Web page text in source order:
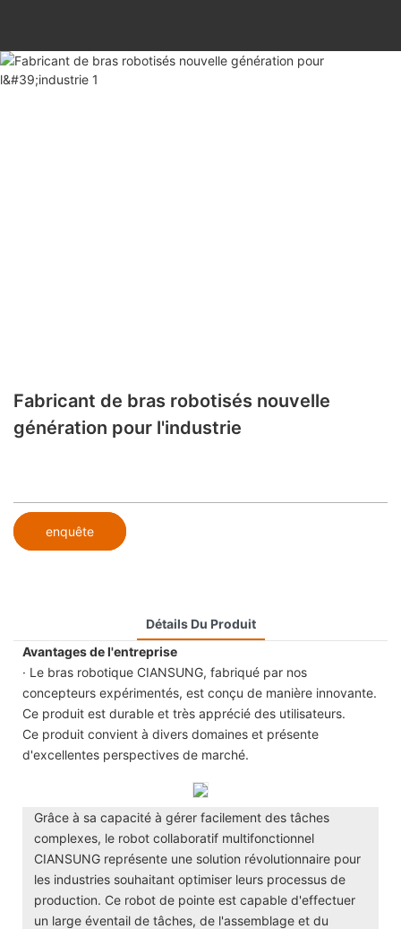
Fabricant de bras robotisés nouvelle
génération pour l'industrie
enquête
Détails Du Produit
Avantages de l'entreprise
· Le bras robotique CIANSUNG, fabriqué par nos
concepteurs expérimentés, est conçu de manière innovante.
Ce produit est durable et très apprécié des utilisateurs.
Ce produit convient à divers domaines et présente
d'excellentes perspectives de marché.
Grâce à sa capacité à gérer facilement des tâches
complexes, le robot collaboratif multifonctionnel
CIANSUNG représente une solution révolutionnaire pour
les industries souhaitant optimiser leurs processus de
production. Ce robot de pointe est capable d'effectuer
un large éventail de tâches, de l'assemblage et du